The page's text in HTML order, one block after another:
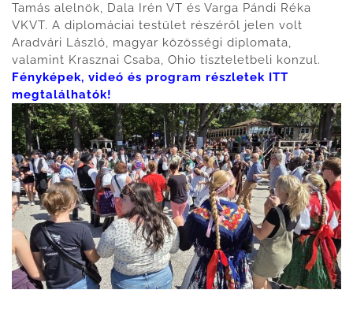
Tamás alelnök, Dala Irén VT és Varga Pándi Réka
VKVT. A diplomáciai testület részéről jelen volt
Aradvári László, magyar közösségi diplomata,
valamint Krasznai Csaba, Ohio tiszteletbeli konzul.
Fényképek, videó és program részletek ITT
megtalálhatók!